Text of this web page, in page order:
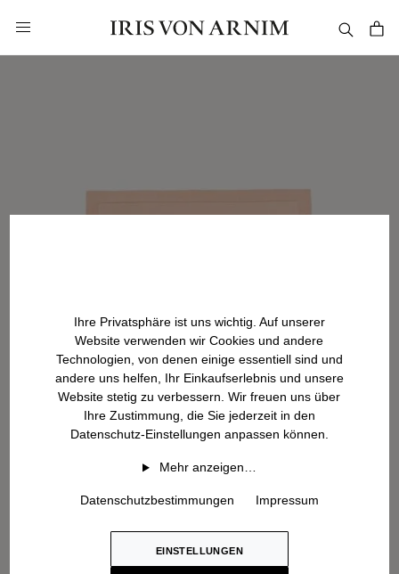
Ihre Privatsphäre ist uns wichtig. Auf unserer
Website verwenden wir Cookies und andere
Technologien, von denen einige essentiell sind und
andere uns helfen, Ihr Einkaufserlebnis und unsere
Website stetig zu verbessern. Wir freuen uns über
Ihre Zustimmung, die Sie jederzeit in den
Datenschutz-Einstellungen anpassen können.
Mehr anzeigen…
Datenschutzbestimmungen Impressum
EINSTELLUNGEN